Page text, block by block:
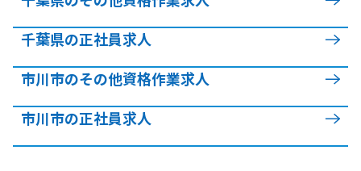
千葉県の正社員求人
市川市のその他資格作業求人
市川市の正社員求人